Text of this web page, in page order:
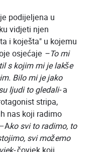
podijeljena u
vidjeti njen
i koješta" u kojemu
osjećaje –To mi
s kojim mi je lakše
Bilo mi je jako
ljudi to gledali-a
stripa,
nas koji radimo
ko svi to radimo, to
svi možemo